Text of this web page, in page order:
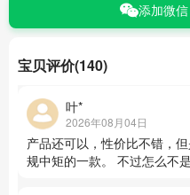
添加微
宝贝评价(140)
叶*
2026年08月04日
产品还可以，性价比不错，
规中矩的一款。 不过怎么不